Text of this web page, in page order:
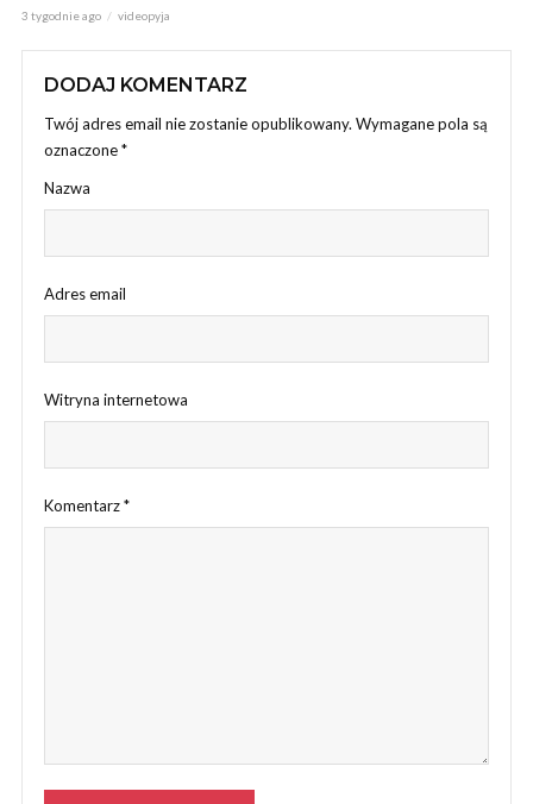
3 tygodnie ago videopyja
DODAJ KOMENTARZ
Twój adres email nie zostanie opublikowany. Wymagane pola są
oznaczone*
Nazwa
Adres email
Witryna internetowa
Komentarz*